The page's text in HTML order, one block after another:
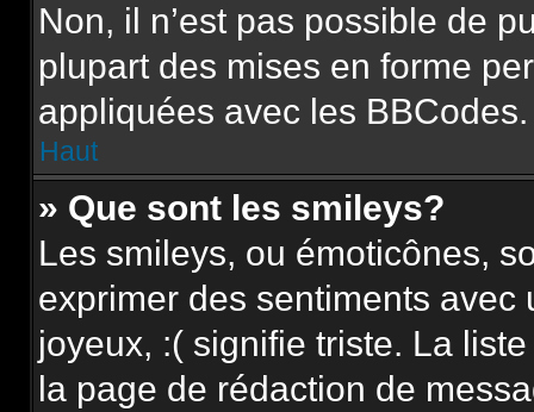
Non, il n’est pas possible de
plupart des mises en forme
appliquées avec les BBCodes.
Haut
» Que sont les smileys?
Les smileys, ou émoticônes,
exprimer des sentiments
joyeux, :( signifie triste. La
la page de rédaction de